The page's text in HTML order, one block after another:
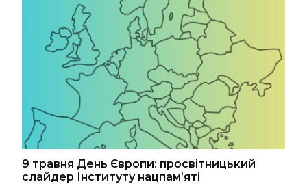
9 травня День Європи: просвітницький
слайдер Інституту нацпам’яті